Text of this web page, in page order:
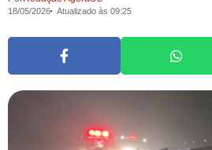
18/05/2026 Atualizado às 09:25